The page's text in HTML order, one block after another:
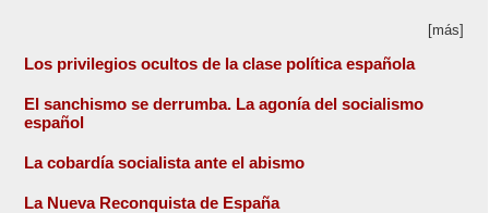
[más]
Los privilegios ocultos de la clase política española
El sanchismo se derrumba. La agonía del socialismo
español
La cobardía socialista ante el abismo
La Nueva Reconquista de España